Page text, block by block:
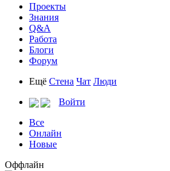
Проекты
Знания
Q&A
Работа
Блоги
Форум
Ещё Стена Чат Люди
Войти
Все
Онлайн
Новые
Оффлайн